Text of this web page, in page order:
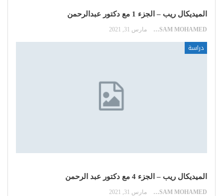
الميديكال ريب – الجزء 1 مع دكتور عبدالرحمن
HOSSAM MOHAMED مارس 31, 2021
دراسة
الميديكال ريب – الجزء 4 مع دكتور عبد الرحمن
HOSSAM MOHAMED مارس 31, 2021